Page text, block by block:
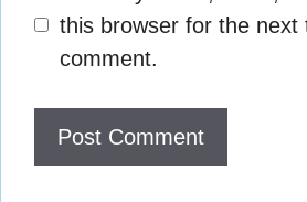
this browser for the next
comment.